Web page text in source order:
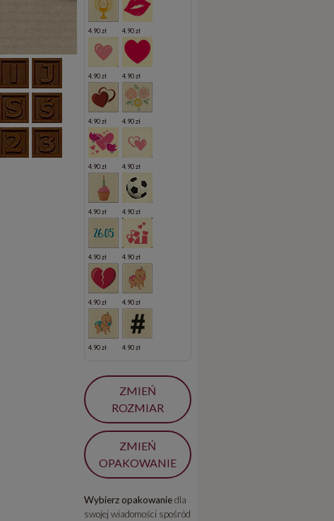
4.90 zł 4.90 zł
4.90 zł 4.90 zł
4.90 zł 4.90 zł
4.90 zł 4.90 zł
4.90 zł 4.90 zł
4.90 zł 4.90 zł
4.90 zł 4.90 zł
4.90 zł 4.90 zł
ZMIEŃ
ROZMIAR
ZMIEŃ
OPAKOWANIE
Wybierz opakowaniedla
swojej wiadomości spośród